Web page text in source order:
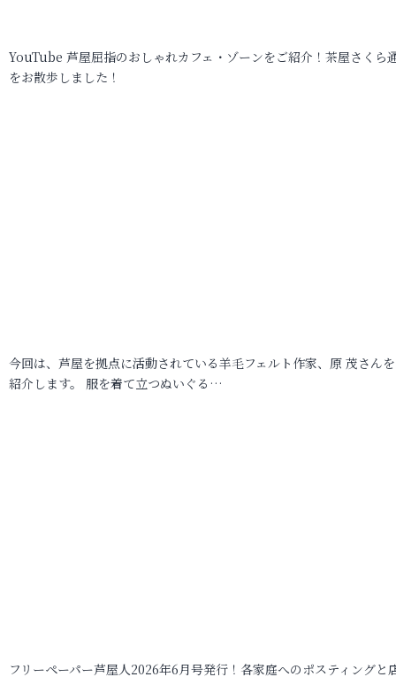
YouTube 芦屋屈指のおしゃれカフェ・ゾーンをご紹介！茶屋さくら
をお散歩しました！
今回は、芦屋を拠点に活動されている羊毛フェルト作家、原 茂さん
紹介します。 服を着て立つぬいぐる…
フリーペーパー芦屋人2026年6月号発行！各家庭へのポスティングと